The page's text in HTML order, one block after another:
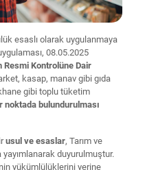
esaslı olarak uygulanmaya
08.05.2025
Resmi Kontrolüne Dair
kasap, manav gibi gıda
gibi toplu tüketim
bulundurulması
usul ve esaslar, Tarım ve
yayımlanarak duyurulmuştur.
yükümlülüklerini yerine